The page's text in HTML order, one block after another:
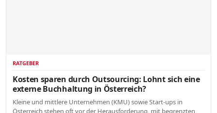
RATGEBER
Kosten sparen durch Outsourcing: Lohnt sich eine
externe Buchhaltung in Österreich?
Kleine und mittlere Unternehmen (KMU) sowie Start-ups in
Österreich stehen oft vor der Herausforderung, mit begrenzten